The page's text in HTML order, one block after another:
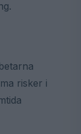
risker i